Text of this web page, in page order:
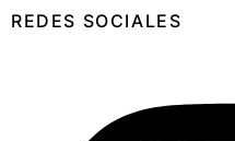
REDES SOCIALES